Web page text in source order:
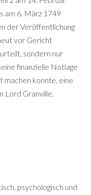
am 6. März 1749
der Veröffentlichung
vor Gericht
sondern nur
finanzielle Notlage
machen konnte, eine
Lord Granville.
psychologisch und